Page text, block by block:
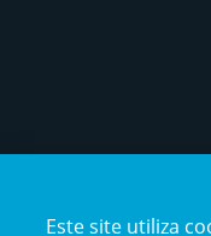
Este site utiliza